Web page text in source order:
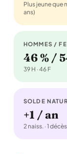
Plus jeune que
ans)
HOMMES /
46 % /
39 H · 46 F
SOLDE
+1 / an
2 naiss. · 1 décès